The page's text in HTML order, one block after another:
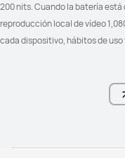
200 nits. Cuando la batería
reproducción local de vídeo
cada dispositivo, hábitos de